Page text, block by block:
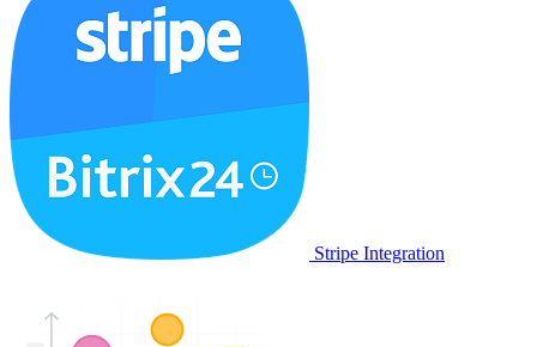
Stripe Integration